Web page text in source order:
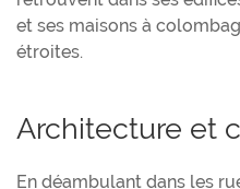
et ses maisons à
étroites.
Architecture et
En déambulant dans les